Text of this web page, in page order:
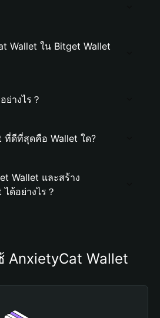
Wallet ใน Bitget Wallet
างไร？
ที่ดีที่สุดคือ Wallet ใด?
Wallet และสร้าง
ด้อย่างไร？
AnxietyCat Wallet